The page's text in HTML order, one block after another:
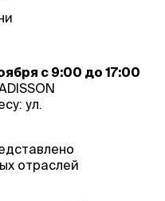
с 9:00 до 17:00
ул.
отраслей